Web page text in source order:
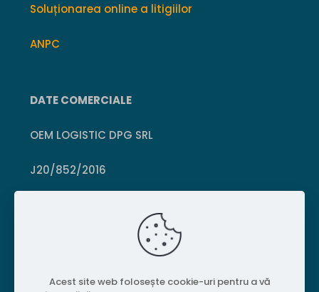
Soluționarea online a litigiilor
ANPC
DATE COMERCIALE
OEM LOGISTIC DPG SRL
J20/852/2016
Crișcior, Hunedoara
Acest site web folosește cookie-uri pentru a vă